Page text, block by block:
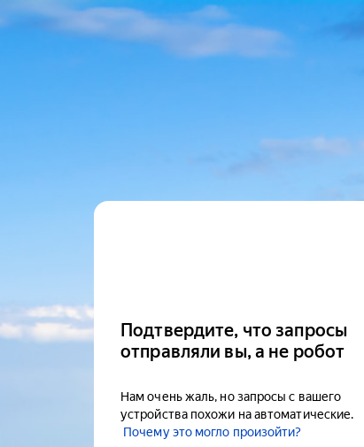
Подтвердите, что запросы
отправляли вы, а не робот
Нам очень жаль, но запросы с вашего
устройства похожи на автоматические.
Почему это могло произойти?